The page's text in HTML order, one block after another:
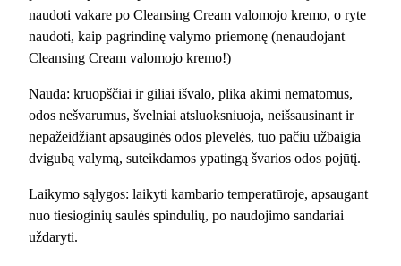
a
s
h
n
g
C
r
m
naudoti vakare po Cleansing Cream valomojo kremo, o ryte
naudoti, kaip pagrindinę valymo priemonę (nenaudojant
Cleansing Cream valomojo kremo!)
Nauda: kruopščiai ir giliai išvalo, plika akimi nematomus,
odos nešvarumus, švelniai atsluoksniuoja, neišsausinant ir
nepažeidžiant apsauginės odos plevelės, tuo pačiu užbaigia
dvigubą valymą, suteikdamos ypatingą švarios odos pojūtį.
Laikymo sąlygos: laikyti kambario temperatūroje, apsaugant
nuo tiesioginių saulės spindulių, po naudojimo sandariai
uždaryti.